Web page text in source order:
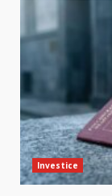
Investice